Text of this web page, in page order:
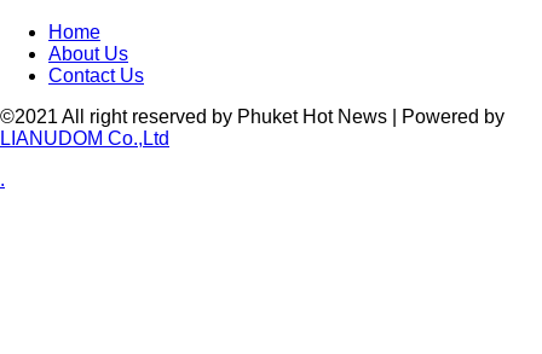
Home
About Us
Contact Us
©2021 All right reserved by Phuket Hot News | Powered by
LIANUDOM Co.,Ltd
.